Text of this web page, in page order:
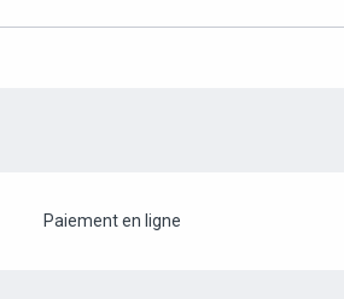
Paiement en ligne